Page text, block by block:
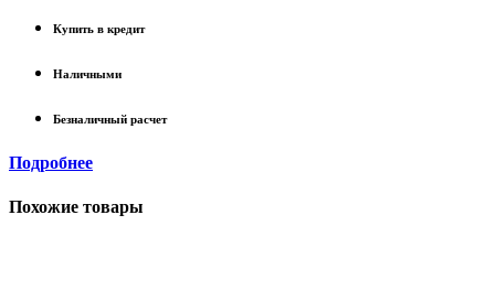
Купить в кредит
Наличными
Безналичный расчет
Подробнее
Похожие товары